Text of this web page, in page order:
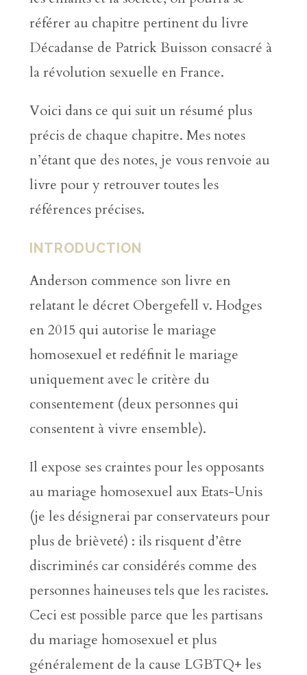
référer au chapitre pertinent du livre
Décadanse de Patrick Buisson consacré à
la révolution sexuelle en France.
Voici dans ce qui suit un résumé plus
précis de chaque chapitre. Mes notes
n’étant que des notes, je vous renvoie au
livre pour y retrouver toutes les
références précises.
INTRODUCTION
Anderson commence son livre en
relatant le décret Obergefell v. Hodges
en 2015 qui autorise le mariage
homosexuel et redéfinit le mariage
uniquement avec le critère du
consentement (deux personnes qui
consentent à vivre ensemble).
Il expose ses craintes pour les opposants
au mariage homosexuel aux Etats-Unis
(je les désignerai par conservateurs pour
plus de brièveté) : ils risquent d’être
discriminés car considérés comme des
personnes haineuses tels que les racistes.
Ceci est possible parce que les partisans
du mariage homosexuel et plus
généralement de la cause LGBTQ+ les